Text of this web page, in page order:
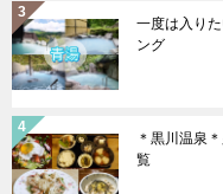
一度は入り
ング
＊黒川温泉
覧